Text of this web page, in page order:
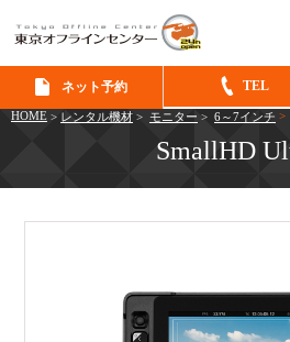
ネット予約 TEL
HOME > レンタル機材 > モニター > 6～7インチ >
SmallHD